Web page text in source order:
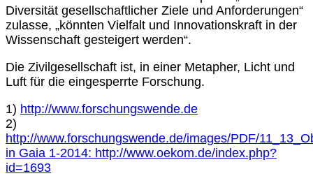
Diversität gesellschaftlicher Ziele und Anforderungen“
zulasse, „könnten Vielfalt und Innovationskraft in der
Wissenschaft gesteigert werden“.
Die Zivilgesellschaft ist, in einer Metapher, Licht und
Luft für die eingesperrte Forschung.
1) http://www.forschungswende.de
2)
http://www.forschungswende.de/images/PDF/
in Gaia 1-2014: http://www.oekom.de/index.php?
id=1693